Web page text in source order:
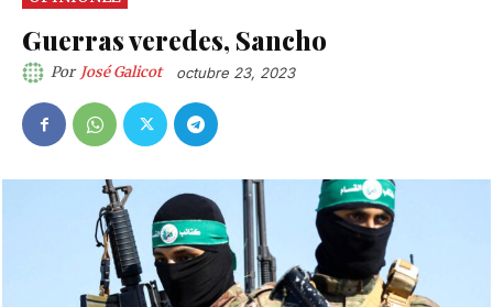
Guerras veredes, Sancho
Por José Galicot octubre 23, 2023